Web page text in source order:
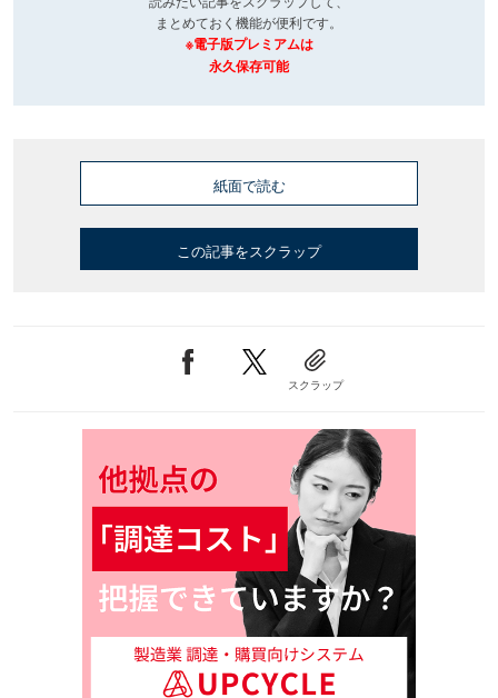
まとめておく機能が便利です。
※電子版プレミアムは
永久保存可能
紙面で読む
この記事をスクラップ
スクラップ